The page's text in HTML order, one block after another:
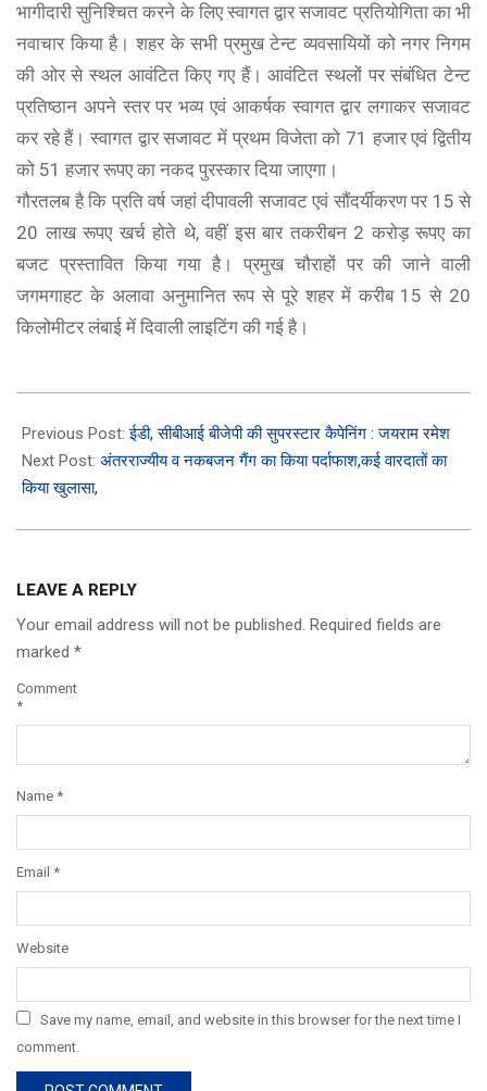
भागीदारी सुनिश्चित करने के लिए स्वागत द्वार सजावट प्रतियोगिता का भी
नवाचार किया है। शहर के सभी प्रमुख टेन्ट व्यवसायियों को नगर निगम
की ओर से स्थल आवंटित किए गए हैं। आवंटित स्थलों पर संबंधित टेन्ट
प्रतिष्ठान अपने स्तर पर भव्य एवं आकर्षक स्वागत द्वार लगाकर सजावट
कर रहे हैं। स्वागत द्वार सजावट में प्रथम विजेता को 71 हजार एवं द्वितीय
को 51 हजार रूपए का नकद पुरस्कार दिया जाएगा।
गौरतलब है कि प्रति वर्ष जहां दीपावली सजावट एवं सौंदर्यीकरण पर 15 से
20 लाख रूपए खर्च होते थे, वहीं इस बार तकरीबन 2 करोड़ रूपए का
बजट प्रस्तावित किया गया है। प्रमुख चौराहों पर की जाने वाली
जगमगाहट के अलावा अनुमानित रूप से पूरे शहर में करीब 15 से 20
किलोमीटर लंबाई में दिवाली लाइटिंग की गई है।
11-
10
Previous Post:ईडी, सीबीआई बीजेपी की सुपरस्टार कैपेनिंग : जयराम रमेश
Next Post: अंतरराज्यीय व नकबजन गैंग का किया पर्दाफाश,कई वारदातों का
किया खुलासा,
LEAVE A REPLY
Your email address will not be published. Required fields are
marked *
Comment
*
Name *
Email *
Website
Save my name, email, and website in this browser for the next time I
comment.